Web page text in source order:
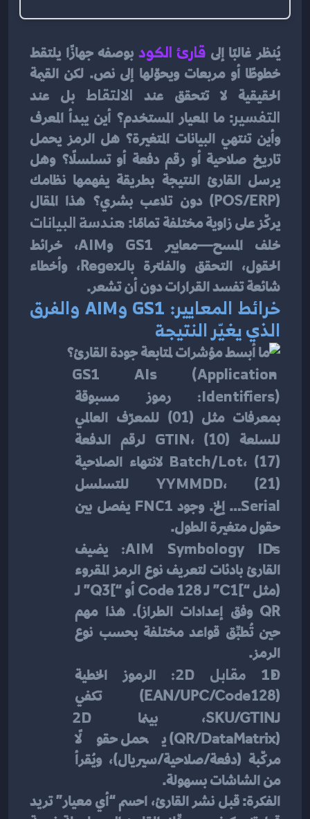
يُنظر غالبًا إلى قارئ الكود
الحقيقية لا تتحقق عند الالتقاط بل عند
التفسير
يركّز على زاوية مختلفة تمامًا: هندسة البيانات
خلف المسح—معايير GS1 وAIM
شائعة تفسد القرارات دون أن تشعر.
الذي يغيّر النتيجة
GS1 AIs (Application
Identifiers):
رموز مسبوقة
للسلعة GTIN، (10) لرقم الدفعة
Batch/Lot، (17) لانتهاء الصلاحية
YYMMDD، (21) للتسلسل
Serial… إلخ. وجود FNC1
حقول متغيرة الطول.
AIM Symbology IDs:
(مثل “]C1” لـ Code 128 أو “]Q3” لـ
حين تُطبِّق قواعد مختلفة بحسب نوع
الرمز.
1D مقابل 2D: الرموز الخطية
لـSKU/GTIN، بينما 2D
(QR/DataMatrix) يحمل حقولًا
مركّبة (دفعة/صلاحية/سيريال)، ويُقرأ
من الشاشات بسهولة.